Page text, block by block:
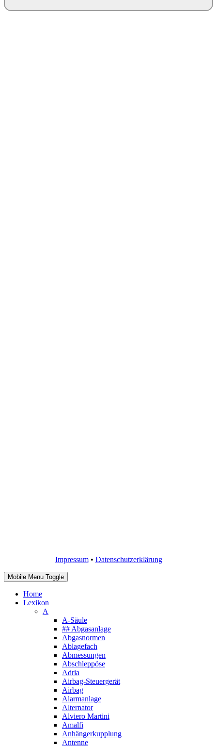
Impressum• Datenschutzerklärung
Mobile Menu Toggle
Home
Lexikon
A
A-Säule
## Abgasanlage
Abgasnormen
Ablagefach
Abmessungen
Abschleppöse
Adria
Airbag-Steuergerät
Airbag
Alarmanlage
Alternator
Alviero Martini
Amalfi
Anhängerkupplung
Antenne